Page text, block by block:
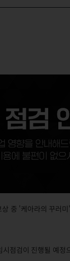
중 '케아라의 꾸러
시점검이 진행될 예정